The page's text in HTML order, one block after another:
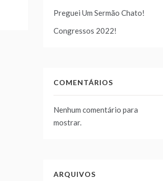
Preguei Um Sermão Chato!
Congressos 2022!
COMENTÁRIOS
Nenhum comentário para
mostrar.
ARQUIVOS